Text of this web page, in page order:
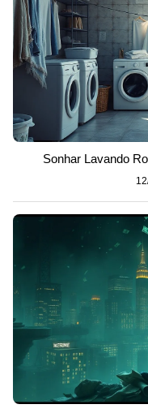
Sonhar Lavando